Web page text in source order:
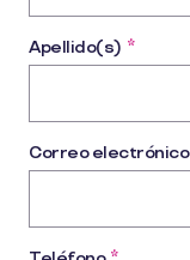
Apellido(s) *
Correo electrónico